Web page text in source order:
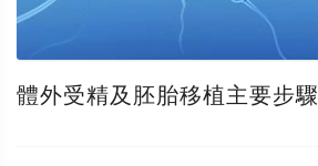
體外受精及胚胎移植主要步驟